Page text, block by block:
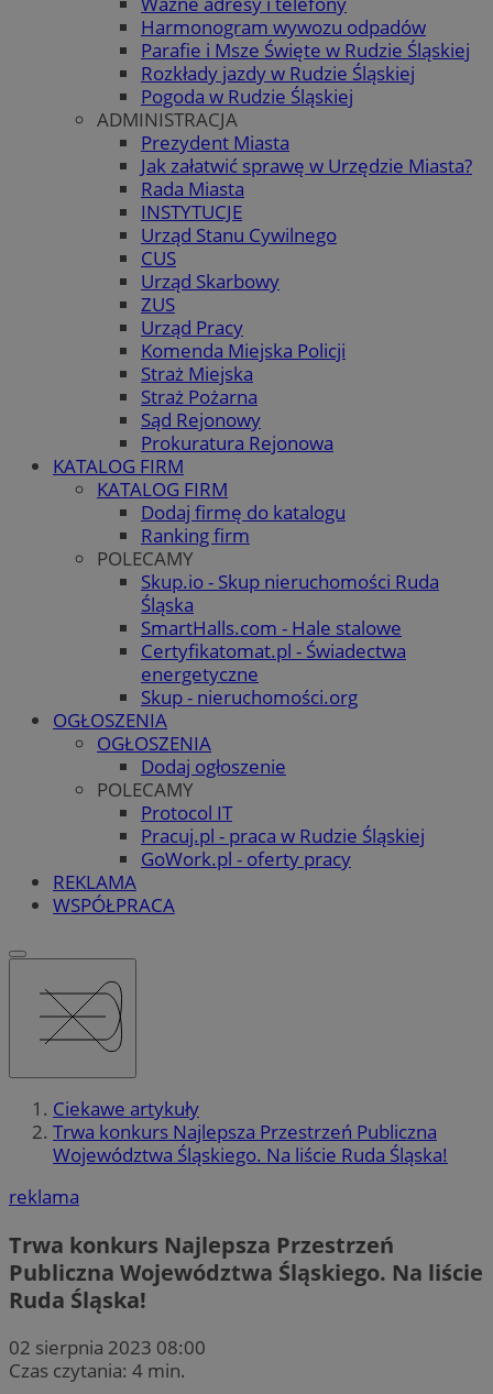
Harmonogram wywozu odpadów
Parafie i Msze Święte w Rudzie Śląskiej
Rozkłady jazdy w Rudzie Śląskiej
Pogoda w Rudzie Śląskiej
ADMINISTRACJA
Prezydent Miasta
Jak załatwić sprawę w Urzędzie Miasta?
Rada Miasta
INSTYTUCJE
Urząd Stanu Cywilnego
CUS
Urząd Skarbowy
ZUS
Urząd Pracy
Komenda Miejska Policji
Straż Miejska
Straż Pożarna
Sąd Rejonowy
Prokuratura Rejonowa
KATALOG FIRM
KATALOG FIRM
Dodaj firmę do katalogu
Ranking firm
POLECAMY
Skup.io - Skup nieruchomości Ruda
Śląska
SmartHalls.com - Hale stalowe
Certyfikatomat.pl - Świadectwa
energetyczne
Skup - nieruchomości.org
OGŁOSZENIA
OGŁOSZENIA
Dodaj ogłoszenie
POLECAMY
Protocol IT
Pracuj.pl - praca w Rudzie Śląskiej
GoWork.pl - oferty pracy
REKLAMA
WSPÓŁPRACA
Ciekawe artykuły
Trwa konkurs Najlepsza Przestrzeń Publiczna
Województwa Śląskiego. Na liście Ruda Śląska!
reklama
Trwa konkurs Najlepsza Przestrzeń
Publiczna Województwa Śląskiego. Na liście
Ruda Śląska!
02 sierpnia 2023 08:00
Czas czytania: 4 min.